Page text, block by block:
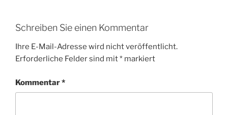
Schreiben Sie einen Kommentar
Ihre E-Mail-Adresse wird nicht veröffentlicht.
Erforderliche Felder sind mit* markiert
Kommentar*